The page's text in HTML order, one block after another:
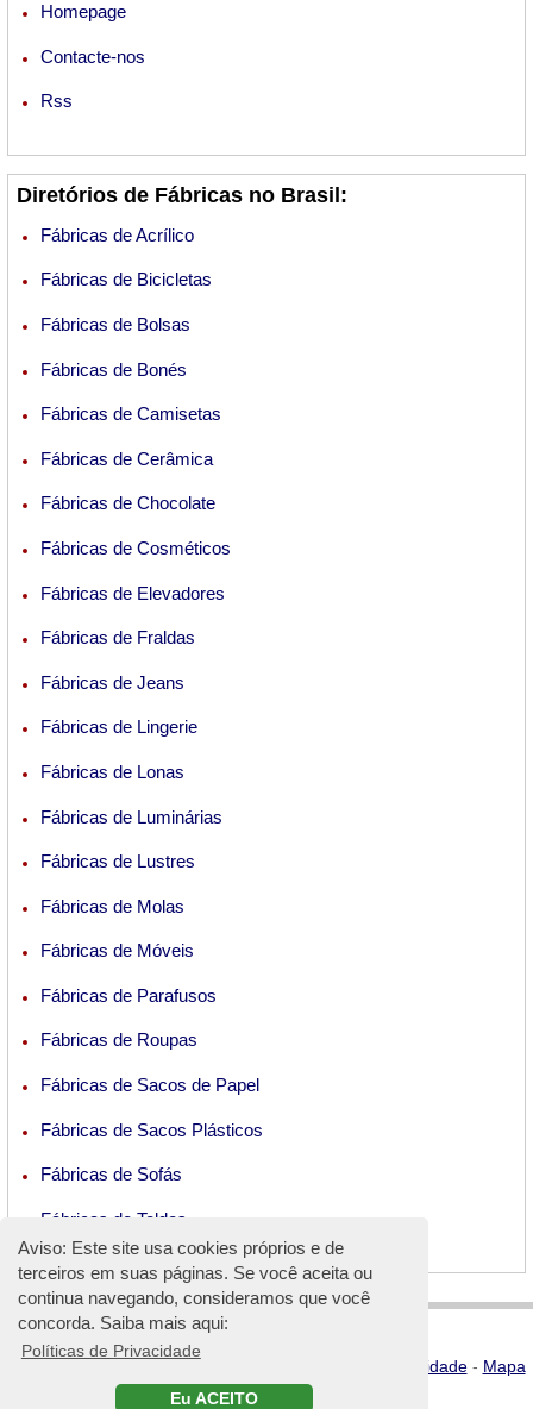
Aviso: Este site usa cookies próprios e de
terceiros em suas páginas. Se você aceita ou
continua navegando, consideramos que você
concorda. Saiba mais aqui:
Políticas de Privacidade
Eu ACEITO
Homepage
Contacte-nos
Rss
Diretórios de Fábricas no Brasil:
Fábricas de Acrílico
Fábricas de Bicicletas
Fábricas de Bolsas
Fábricas de Bonés
Fábricas de Camisetas
Fábricas de Cerâmica
Fábricas de Chocolate
Fábricas de Cosméticos
Fábricas de Elevadores
Fábricas de Fraldas
Fábricas de Jeans
Fábricas de Lingerie
Fábricas de Lonas
Fábricas de Luminárias
Fábricas de Lustres
Fábricas de Molas
Fábricas de Móveis
Fábricas de Parafusos
Fábricas de Roupas
Fábricas de Sacos de Papel
Fábricas de Sacos Plásticos
Fábricas de Sofás
Fábricas de Toldos
Políticas de Privacidade- Mapa
do Site(em espanhol)